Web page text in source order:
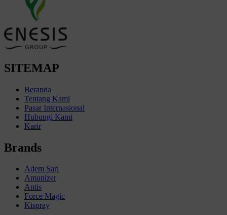
SITEMAP
Beranda
Tentang Kami
Pasar Internasional
Hubungi Kami
Karir
Brands
Adem Sari
Amunizer
Antis
Force Magic
Kispray